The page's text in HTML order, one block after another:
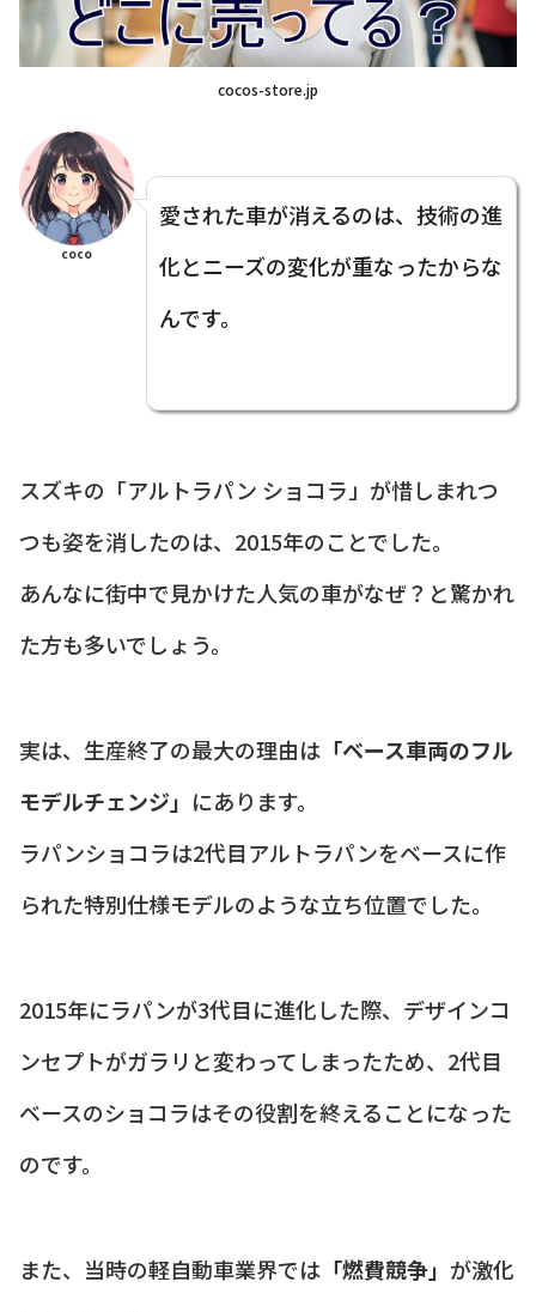
cocos-store.jp
coco
愛された車が消えるのは、技術の進
化とニーズの変化が重なったからな
んです。
スズキの「アルトラパン ショコラ」が惜しまれつ
つも姿を消したのは、2015年のことでした。
あんなに街中で見かけた人気の車がなぜ？と驚かれ
た方も多いでしょう。
実は、生産終了の最大の理由は 「ベース車両のフル
モデルチェンジ」 にあります。
ラパンショコラは2代目アルトラパンをベースに作
られた特別仕様モデルのような立ち位置でした。
2015年にラパンが3代目に進化した際、デザインコ
ンセプトがガラリと変わってしまったため、2代目
ベースのショコラはその役割を終えることになった
のです。
また、当時の軽自動車業界では 「燃費競争」 が激化